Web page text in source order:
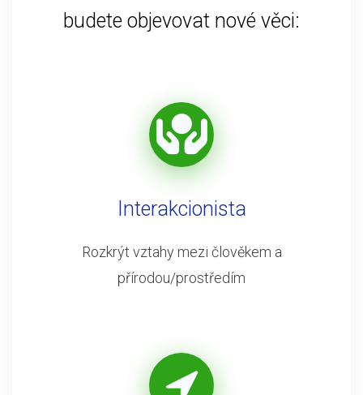
budete objevovat nové věci:
Interakcionista
Rozkrýt vztahy mezi člověkem a
přírodou/prostředím